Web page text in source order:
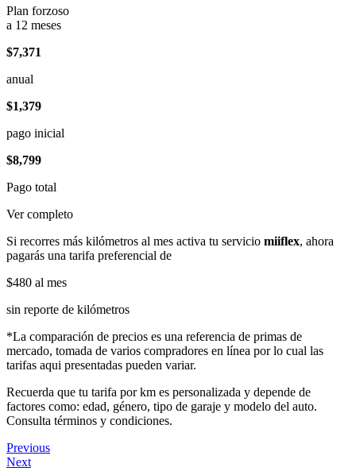
Plan forzoso
a 12 meses
$7,371
anual
$1,379
pago inicial
$8,799
Pago total
Ver completo
Si recorres más kilómetros al mes activa tu servicio miiflex, ahora
pagarás una tarifa preferencial de
$480 al mes
sin reporte de kilómetros
*La comparación de precios es una referencia de primas de
mercado, tomada de varios compradores en línea por lo cual las
tarifas aqui presentadas pueden variar.
Recuerda que tu tarifa por km es personalizada y depende de
factores como: edad, género, tipo de garaje y modelo del auto.
Consulta términos y condiciones.
Previous
Next